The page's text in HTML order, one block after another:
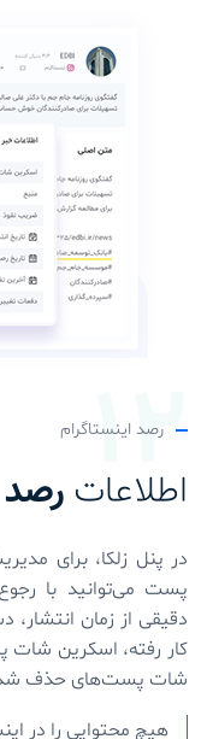
رصد اینستاگرام
اطلاعات
در پنل زلکا، برای
پست می‌توانید با
دقیقی از زمان
کار رفته، اسکرین‌
شات پست‌های حذف شده
هیچ محتوایی را در